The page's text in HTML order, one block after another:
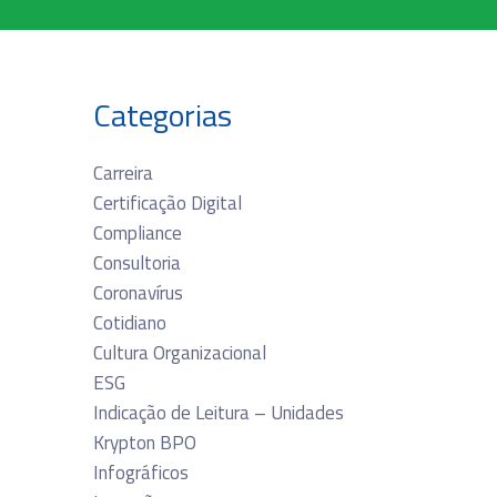
Categorias
Carreira
Certificação Digital
Compliance
Consultoria
Coronavírus
Cotidiano
Cultura Organizacional
ESG
Indicação de Leitura – Unidades
Krypton BPO
Infográficos